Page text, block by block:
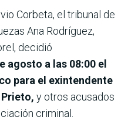
Corbeta, el tribunal de
Ana Rodríguez,
decidió
agosto a las 08:00 el
para el exintendente
y otros acusados
criminal.